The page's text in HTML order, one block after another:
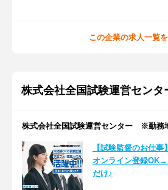
この企業の求人一覧
株式会社全国試験運営センタ
株式会社全国試験運営センター ※勤務
【試験監督のお仕
オンライン登録
だけ♪